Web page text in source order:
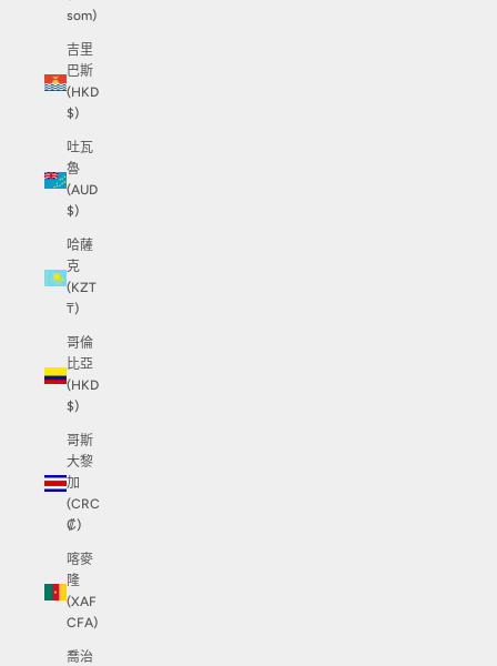
som)
吉里
巴斯
(HKD
$)
吐瓦
魯
(AUD
$)
哈薩
克
(KZT
₸)
哥倫
比亞
(HKD
$)
哥斯
大黎
加
(CRC
₡)
喀麥
隆
(XAF
CFA)
喬治